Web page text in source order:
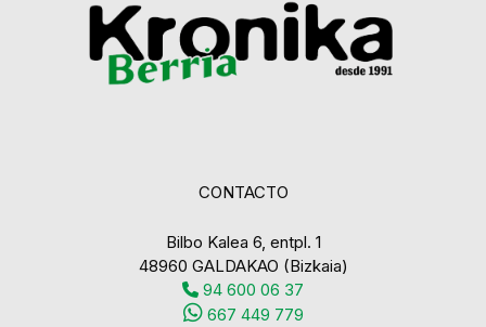
CONTACTO
Bilbo Kalea 6, entpl. 1
48960 GALDAKAO (Bizkaia)
94 600 06 37
667 449 779